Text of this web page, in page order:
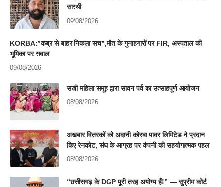
सारथी
09/08/2026
KORBA:”कब्र से बाहर निकला सच”,मौत के गुनाहगारों पर FIR, अस्पताल की
भूमिका पर सवाल
09/08/2026
सखी महिला समूह द्वारा सावन पर्व का उत्साहपूर्ण आयोजन
08/08/2026
अखबार वितरकों को अदानी कोरबा पावर लिमिटेड ने प्रदान
किए रेनकोट, संघ के आग्रह पर कंपनी की सहयोगात्मक पहल
08/08/2026
“छत्तीसगढ़ के DGP पूरी तरह अयोग्य हैं!” — सुप्रीम कोर्ट